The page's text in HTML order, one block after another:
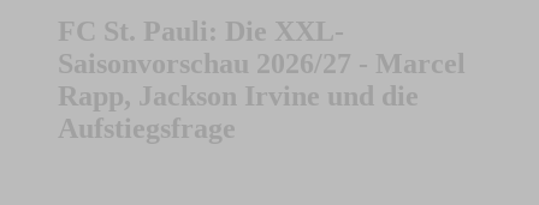
FC St. Pauli: Die XXL-
Saisonvorschau 2026/27 - Marcel
Rapp, Jackson Irvine und die
Aufstiegsfrage